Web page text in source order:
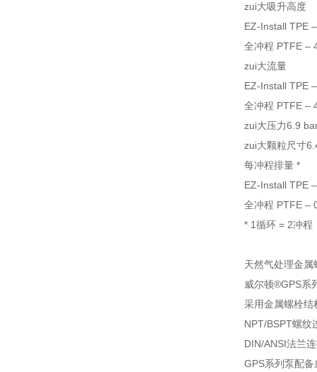
zui大吸升高度
EZ-Install TPE
全冲程 PTFE –
zui大流量
EZ-Install TPE
全冲程 PTFE –
zui大压力6.9
zui大颗粒尺寸
每冲程排量 *
EZ-Install TPE
全冲程 PTFE –
* 1循环 = 2冲程
天然气处理金
威尔顿®GPS系
采用金属螺栓结
NPT/BSPT螺纹
DIN/ANSI法兰
GPS系列泵配